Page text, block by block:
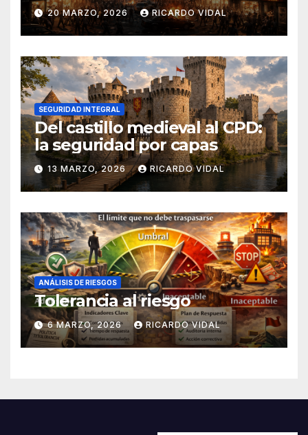
20 MARZO, 2026 RICARDO VIDAL
SEGURIDAD INTEGRAL
Del castillo medieval al CPD:
la seguridad por capas
13 MARZO, 2026 RICARDO VIDAL
ANÁLISIS DE RIESGOS
Tolerancia al riesgo
6 MARZO, 2026 RICARDO VIDAL